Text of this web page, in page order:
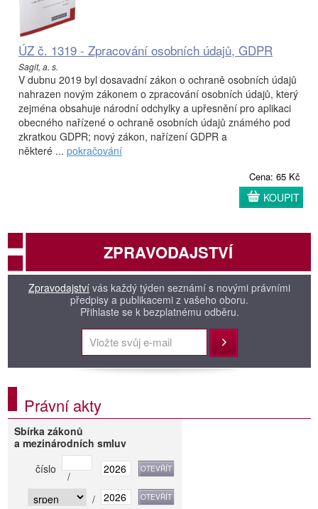
ÚZ č. 1319 - Zpracování osobních údajů, GDPR
Sagit, a. s.
V dubnu 2019 byl dosavadní zákon o ochraně osobních údajů
nahrazen novým zákonem o zpracování osobních údajů, který
zejména obsahuje národní odchylky a upřesnění pro aplikaci
obecného nařízené o ochraně osobních údajů známého pod
zkratkou GDPR; nový zákon, nařízení GDPR a
některé ... pokračování
Cena: 65 Kč
KOUPIT
ZPRAVODAJSTVÍ
Zpravodajství vás každý týden seznámí s novými právními
předpisy a publikacemi z vašeho oboru.
Přihlaste se k bezplatnému odběru.
Přihlásit
Právní akty
Sbírka zákonů
a mezinárodních smluv
číslo
/
/